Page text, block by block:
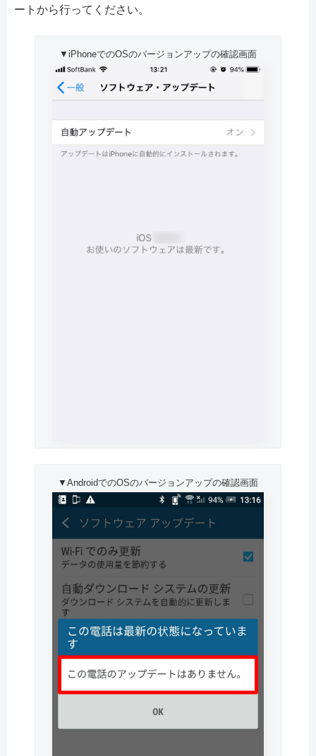
ートから行ってください。
▼iPhoneでのOSのバージョンアップの確認画面
▼AndroidでのOSのバージョンアップの確認画面